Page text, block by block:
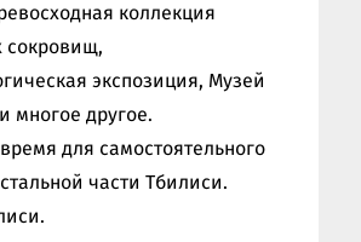
коллекция
сокровищ,
экспозиция, Музей
многое другое.
для самостоятельного
части Тбилиси.